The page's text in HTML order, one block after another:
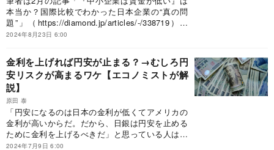
い。
本当か？国際比較でわかった日本企業の“真の問
題”」（https://diamond.jp/articles/-/338719）に
おいて、日本の大企業と中小企業の賃金格差は国
（OECDの定義では、従業員300人未満が中小企
業、300人以上が大企業）によれば、賃金給与の
大企業に対する中小企業の比率は、ドイツ、イタ
リア、韓国では55％程度、イギリスでは62％、ス
イスでは71％となっている。OECDの統計には日
本のデータがないが、中小企業庁「中小企業白書
（2023年版）」では、大企業に対する中小企業の
給与比率は85.0％である。これは厚生労働省「賃
金構造基本統計調査」から推計したものである
2024年8月23日 6:00
金利を上げれば円安が止まる？→むしろ円
安リスクが高まるワケ【エコノミストが解
説】
原田 泰
「円安になるのは日本の金利が低くてアメリカの
金利が高いからだ。だから、日銀は円安を止める
ために金利を上げるべきだ」と思っている人は多
いだろう。しかし、金利を上げると円安になる可
2024年7月9日 6:00